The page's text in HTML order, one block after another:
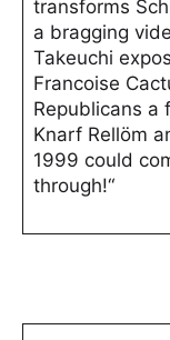
transforms
a bragging
Takeuchi
Francoise
Republicans a
Knarf Rellöm
1999 could
through!“